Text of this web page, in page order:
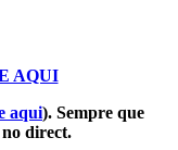
AQUI
aqui). Sempre que
no direct.